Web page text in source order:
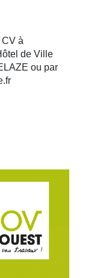
à
de Ville
ou par